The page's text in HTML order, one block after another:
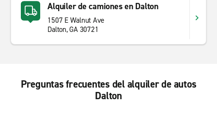
Alquiler de camiones en Dalton
1507 E Walnut Ave
Dalton, GA 30721
Preguntas frecuentes del alquiler de autos
Dalton